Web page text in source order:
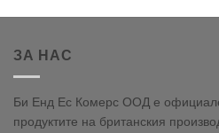
ЗА НАС
Би Енд Ес Комерс ООД е
продуктите на британския